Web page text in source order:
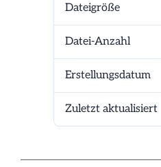
Dateigröße
Datei-Anzahl
Erstellungsdatum
Zuletzt aktualisiert